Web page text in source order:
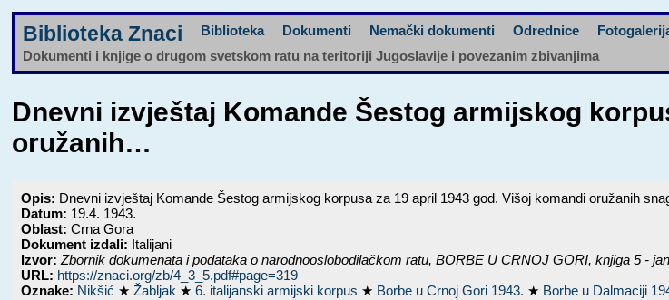
Biblioteka Znaci Biblioteka Dokumenti Nemački dokumenti Odrednice
Dokumenti i knjige o drugom svetskom ratu na teritoriji Jugoslavije i povezanim zbivanjima
Dnevni izvještaj Komande Šestog armijskog
oružanih…
Opis: Dnevni izvještaj Komande Šestog armijskog korpusa za 19 april 1943 god. Višoj komandi oružanih
Datum: 19.4. 1943.
Oblast: Crna Gora
Dokument izdali: Italijani
Izvor: Zbornik dokumenata i podataka o narodnooslobodilačkom ratu,BORBE U CRNOJ GORI, knjiga 5 -
URL: https://znaci.org/zb/4_3_5.pdf#page=319
Oznake: Nikšić ★Žabljak ★6. italijanski armijski korpus ★ Borbe u Crnoj Gori 1943. ★ Borbe u Dalmaciji